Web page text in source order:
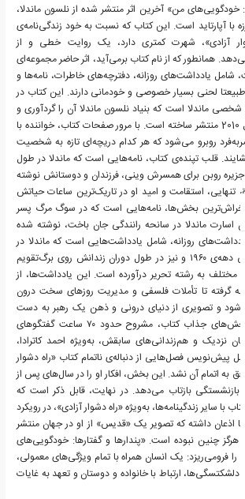
خودگویی‌های من» آخرین اثر منتشر شده از نلسون ماندلا،
با آپارتاید است. این کتاب که نسبت به خود زندگی‌نامه‌ی
آزادی»، شهرت کمتری دارد، یک روایت خطی و از
همانطور که از نام کتاب برمی‌آید، اثر حاضر مجموعه‌ای
شامل یادداشت‌های روزانه، دفترچه‌های خاطرات، نامه‌ها و
لحنی بسیار خصوصی و خودمانی دارند. این کتاب در
شخصی ماندلا است که بنیاد نلسون ماندلا آن را گردآوری و
برای نخستین بار در سال 2010 منتشر ساخته است. با مرور صفحات کتاب، خواننده با
روبرو می‌شود که هر کدام دریچه‌ای تازه به شخصیت
قلب تپنده‌ی کتاب، نامه‌هایی است که ماندلا در طول
جزیره روبن برای همسرش وینی، فرزندان و دوستانش نوشته
تنهایی، استقامت و امید او در تاریک‌ترین ساعات حیاتش
بخش‌ها، نامه‌هایی است که در سوگ مرگ پسر
اسارت ماندلا در سانحه رانندگی جان باخت، نوشته شده
روزانه، شامل یادداشت‌هایی است که ماندلا در
سال‌های مبارزات زیرزمینی دهه‌ی ۱۹۶۰ و نیز در طول دوران زندانش روی برگ‌تقویم
به رشته تحریر درآورده است. این یادداشت‌ها، از
گرفته تا تأملات فلسفی و مدیریت روزهای سخت درون
و تصویری از دنیای درونی و ذهن یک رهبر به دست
می‌دهد. یکی دیگر از بخش‌های جذاب کتاب، مشروح حدود ۷۰ ساعت گفتگوهای
نزدیک و هم‌زندانی‌های سابقش، به‌ویژه احمد کاترادا،
پیش‌نویس فصل‌هایی از دنباله‌ی ناتمام کتاب «راه دشوار
به اتمام آن نشد. این بخش، افکار او را در سال‌های پس از
بازتاب می‌دهد. در نهایت، قابل ذکر است که
با سایر زندگینامه‌ها، به‌ویژه «راه دشوار آزادی»، در رویکرد
اذعان داشته که تصویر یک «قدیس» از او در جهان منتشر
هرگز چنین نبوده است. «پندارها و گفتارها: خودگویی‌های
را فرومی‌ریزد: یک انسان همراه با تمام ویژگی‌های معمولی،
دلشکتسگی‌ها، ارتباط با خانواده و دوستان و تعهد به غایات